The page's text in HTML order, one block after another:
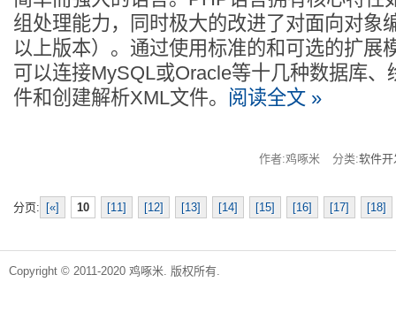
组处理能力，同时极大的改进了对面向对象
以上版本）。通过使用标准的和可选的扩展
可以连接MySQL或Oracle等十几种数据库、
件和创建解析XML文件。 阅读全文 »
作者:鸡啄米 分类:软件开
分页: [«] 10 [11] [12] [13] [14] [15] [16] [17] [18]
Copyright © 2011-2020 鸡啄米. 版权所有.